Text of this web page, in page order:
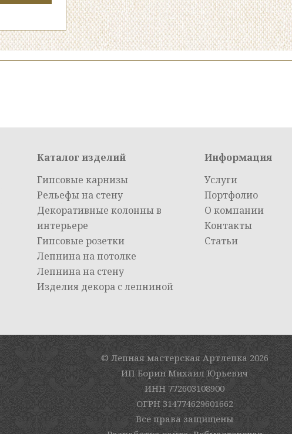
Каталог изделий
Гипсовые карнизы
Рельефы на стену
Декоративные колонны в
интерьере
Гипсовые розетки
Лепнина на потолке
Лепнина на стену
Изделия декора с лепниной
Информация
Услуги
Портфолио
О компании
Контакты
Статьи
© Лепная мастерская Артлепка 2026
ИП Борин Михаил Юрьевич
ИНН 772603108900
ОГРН 314774629601662
Все права защищены